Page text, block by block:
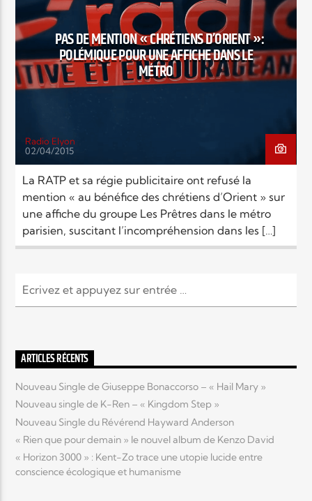
TITRE
ARTISTE
Radio Elyon
Elyon Rhema
Elyon Hits
Elyon Live
Elyon Kids
PAS DE MENTION « CHRÉTIENS D’ORIENT »:
POLÉMIQUE POUR UNE AFFICHE DANS LE
MÉTRO
Radio Elyon
02/04/2015
La RATP et sa régie publicitaire ont refusé la
mention « au bénéfice des chrétiens d’Orient » sur
une affiche du groupe Les Prêtres dans le métro
parisien, suscitant l’incompréhension dans les […]
ARTICLES RÉCENTS
Nouveau Single de Giuseppe Bonaccorso – « Hail Mary »
Nouveau single de K-Ren – « Kingdom Step »
Nouveau Single du Révérend Hayward Anderson
« Rien que pour demain » le nouvel album de Kenzo David
« Horizon 3000 » : Kent-Zo trace une utopie lucide entre
conscience écologique et humanisme